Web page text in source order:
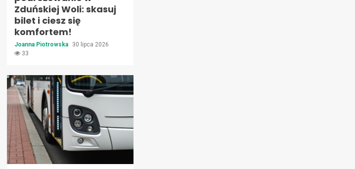
Zduńskiej Woli: skasuj
bilet i ciesz się
komfortem!
Joanna Piotrowska
30 lipca 2026
33